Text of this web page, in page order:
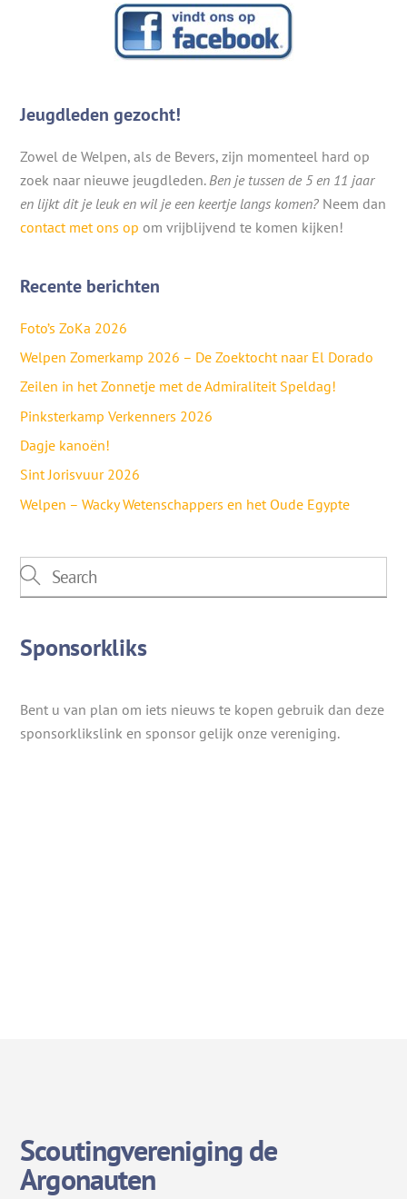
Jeugdleden gezocht!
Zowel de Welpen, als de Bevers, zijn momenteel hard op
zoek naar nieuwe jeugdleden.Ben je tussen de 5 en 11 jaar
en lijkt dit je leuk en wil je een keertje langs komen? Neem dan
contact met ons op om vrijblijvend te komen kijken!
Recente berichten
Foto’s ZoKa 2026
Welpen Zomerkamp 2026 – De Zoektocht naar El Dorado
Zeilen in het Zonnetje met de Admiraliteit Speldag!
Pinksterkamp Verkenners 2026
Dagje kanoën!
Sint Jorisvuur 2026
Welpen – Wacky Wetenschappers en het Oude Egypte
Sponsorkliks
Bent u van plan om iets nieuws te kopen gebruik dan deze
sponsorklikslink en sponsor gelijk onze vereniging.
Scoutingvereniging de
Argonauten